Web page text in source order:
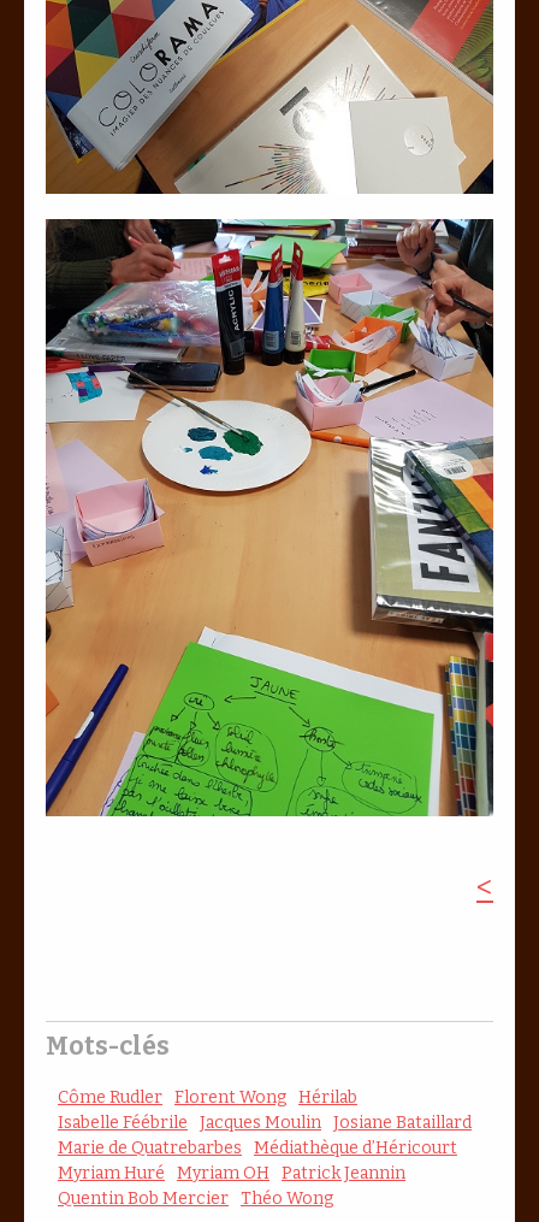
<
Mots-clés
Côme Rudler Florent Wong Hérilab
Isabelle Féébrile
Jacques Moulin Josiane Bataillard
Marie de Quatrebarbes
Médiathèque d’Héricourt
Myriam Huré
Myriam OH Patrick Jeannin
Quentin Bob Mercier Théo Wong